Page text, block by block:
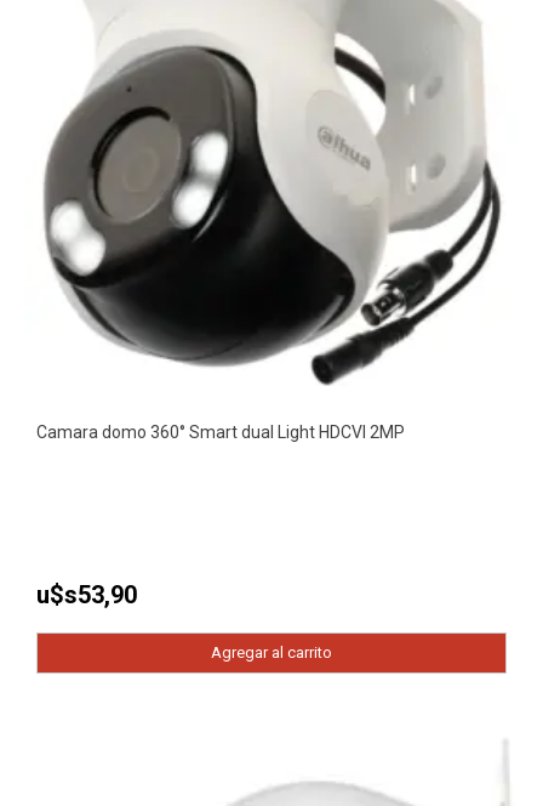
Camara domo 360° Smart dual Light HDCVI 2MP
u$s53,90
Agregar al carrito